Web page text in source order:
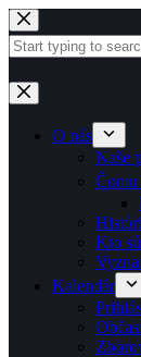
Skip to content
No results
O nás
Naše
Čomu
Kto
Kalendár